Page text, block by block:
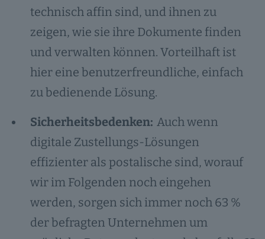
technisch affin sind, und ihnen zu
zeigen, wie sie ihre Dokumente finden
und verwalten können. Vorteilhaft ist
hier eine benutzerfreundliche, einfach
zu bedienende Lösung.
Sicherheitsbedenken: Auch wenn
digitale Zustellungs-Lösungen
effizienter als postalische sind, worauf
wir im Folgenden noch eingehen
werden, sorgen sich immer noch 63 %
der befragten Unternehmen um